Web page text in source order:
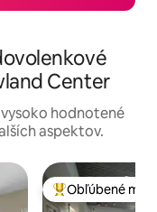
Center
hodnotené
aspektov.
Najobľúbenejšie
Obľúbené